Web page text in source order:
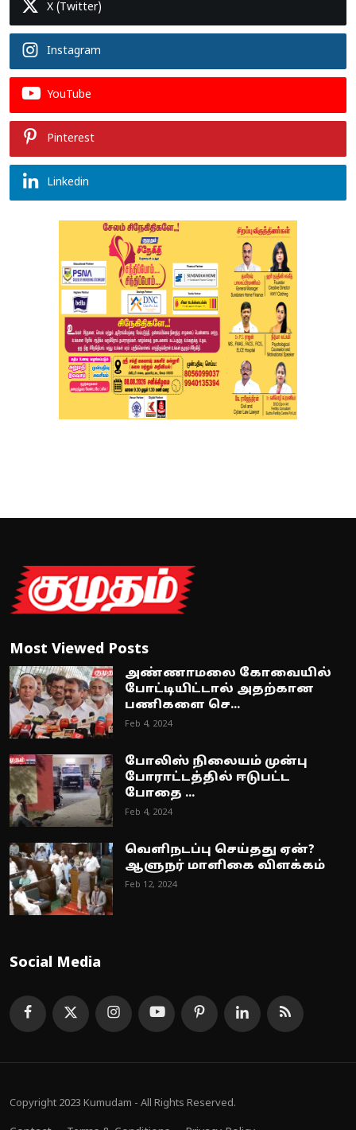
X (Twitter)
Instagram
YouTube
Pinterest
Linkedin
Most Viewed Posts
அண்ணாமலை கோவையில்
போட்டியிட்டால் அதற்கான
பணிகளை செ...
Feb 4, 2024
போலிஸ் நிலையம் முன்பு
போராட்டத்தில் ஈடுபட்ட
போதை ...
Feb 4, 2024
வெளிநடப்பு செய்தது ஏன்?
ஆளுநர் மாளிகை விளக்கம்
Feb 12, 2024
Social Media
Copyright 2023 Kumudam - All Rights Reserved.